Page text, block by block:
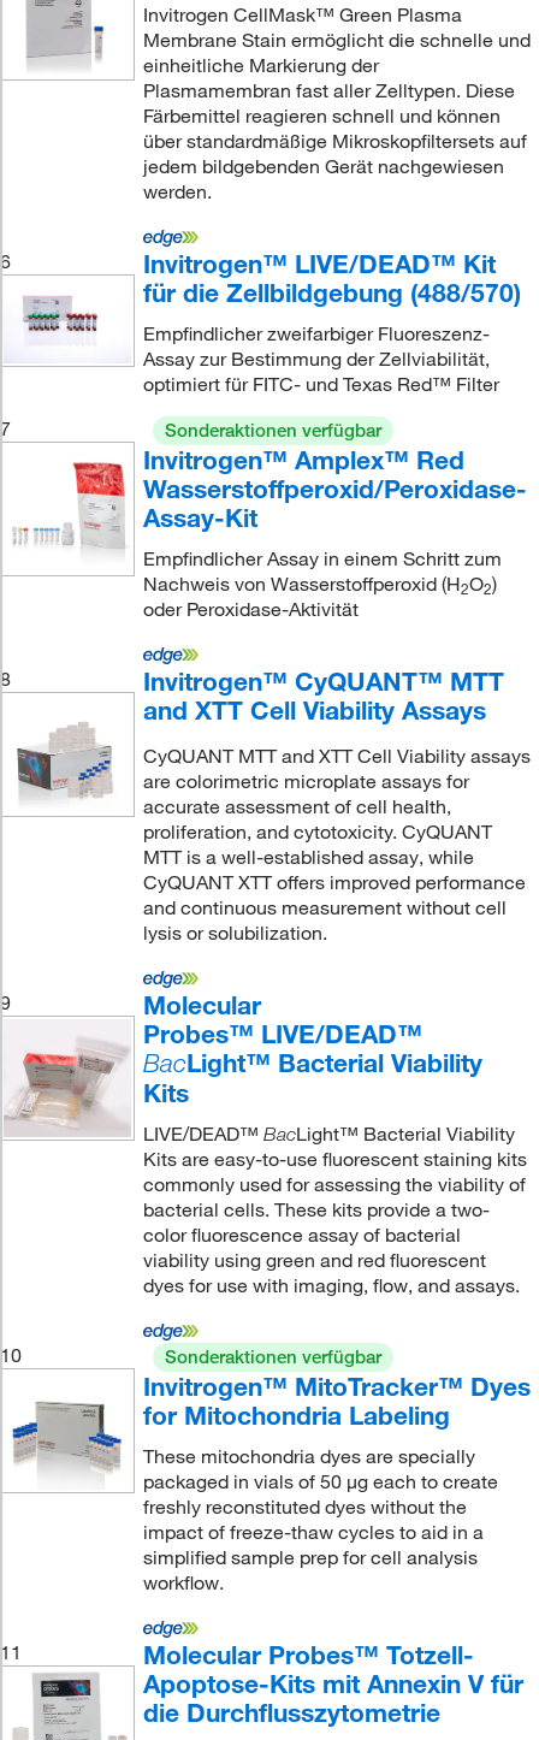
Invitrogen CellMask™ Green Plasma
Membrane Stain ermöglicht die schnelle und
einheitliche Markierung der
Plasmamembran fast aller Zelltypen. Diese
Färbemittel reagieren schnell und können
über standardmäßige Mikroskopfiltersets auf
jedem bildgebenden Gerät nachgewiesen
werden.
6
Invitrogen™ LIVE/DEAD™ Kit
für die Zellbildgebung (488/570)
Empfindlicher zweifarbiger Fluoreszenz-
Assay zur Bestimmung der Zellviabilität,
optimiert für FITC- und Texas Red™ Filter
7
Sonderaktionen verfügbar
Invitrogen™ Amplex™ Red
Wasserstoffperoxid/Peroxidase-
Assay-Kit
Empfindlicher Assay in einem Schritt zum
Nachweis von Wasserstoffperoxid (H2O2)
oder Peroxidase-Aktivität
8
Invitrogen™ CyQUANT™ MTT
and XTT Cell Viability Assays
CyQUANT MTT and XTT Cell Viability assays
are colorimetric microplate assays for
accurate assessment of cell health,
proliferation, and cytotoxicity. CyQUANT
MTT is a well-established assay, while
CyQUANT XTT offers improved performance
and continuous measurement without cell
lysis or solubilization.
9
Molecular
Probes™ LIVE/DEAD™
BacLight™ Bacterial Viability
Kits
LIVE/DEAD™ BacLight™ Bacterial Viability
Kits are easy-to-use fluorescent staining kits
commonly used for assessing the viability of
bacterial cells. These kits provide a two-
color fluorescence assay of bacterial
viability using green and red fluorescent
dyes for use with imaging, flow, and assays.
10 Sonderaktionen verfügbar
Invitrogen™ MitoTracker™ Dyes
for Mitochondria Labeling
These mitochondria dyes are specially
packaged in vials of 50 μg each to create
freshly reconstituted dyes without the
impact of freeze-thaw cycles to aid in a
simplified sample prep for cell analysis
workflow.
11
Molecular Probes™ Totzell-
Apoptose-Kits mit Annexin V für
die Durchflusszytometrie